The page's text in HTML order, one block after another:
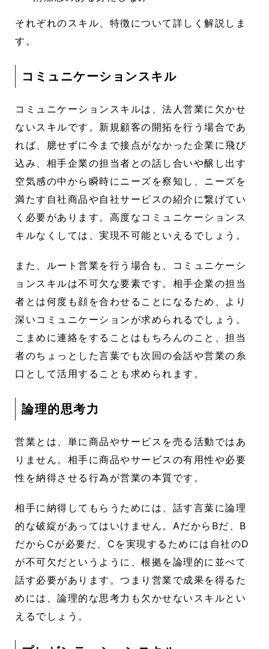
それぞれのスキル、特徴について詳しく解説しま
す。
コミュニケーションスキル
コミュニケーションスキルは、法人営業に欠かせ
ないスキルです。新規顧客の開拓を行う場合であ
れば、臆せずに今まで接点がなかった企業に飛び
込み、相手企業の担当者との話し合いや醸し出す
空気感の中から瞬時にニーズを察知し、ニーズを
満たす自社商品や自社サービスの紹介に繋げてい
く必要があります。高度なコミュニケーションス
キルなくしては、実現不可能といえるでしょう。
また、ルート営業を行う場合も、コミュニケーシ
ョンスキルは不可欠な要素です。相手企業の担当
者とは何度も顔を合わせることになるため、より
深いコミュニケーションが求められるでしょう。
こまめに連絡をすることはもちろんのこと、担当
者のちょっとした言葉でも次回の会話や営業の糸
口として活用することも求められます。
論理的思考力
営業とは、単に商品やサービスを売る活動ではあ
りません。相手に商品やサービスの有用性や必要
性を納得させる行為が営業の本質です。
相手に納得してもらうためには、話す言葉に論理
的な破綻があってはいけません。AだからBだ、B
だからCが必要だ、Cを実現するためには自社のD
が不可欠だというように、根拠を論理的に並べて
話す必要があります。つまり営業で成果を得るた
めには、論理的な思考力も欠かせないスキルとい
えるでしょう。